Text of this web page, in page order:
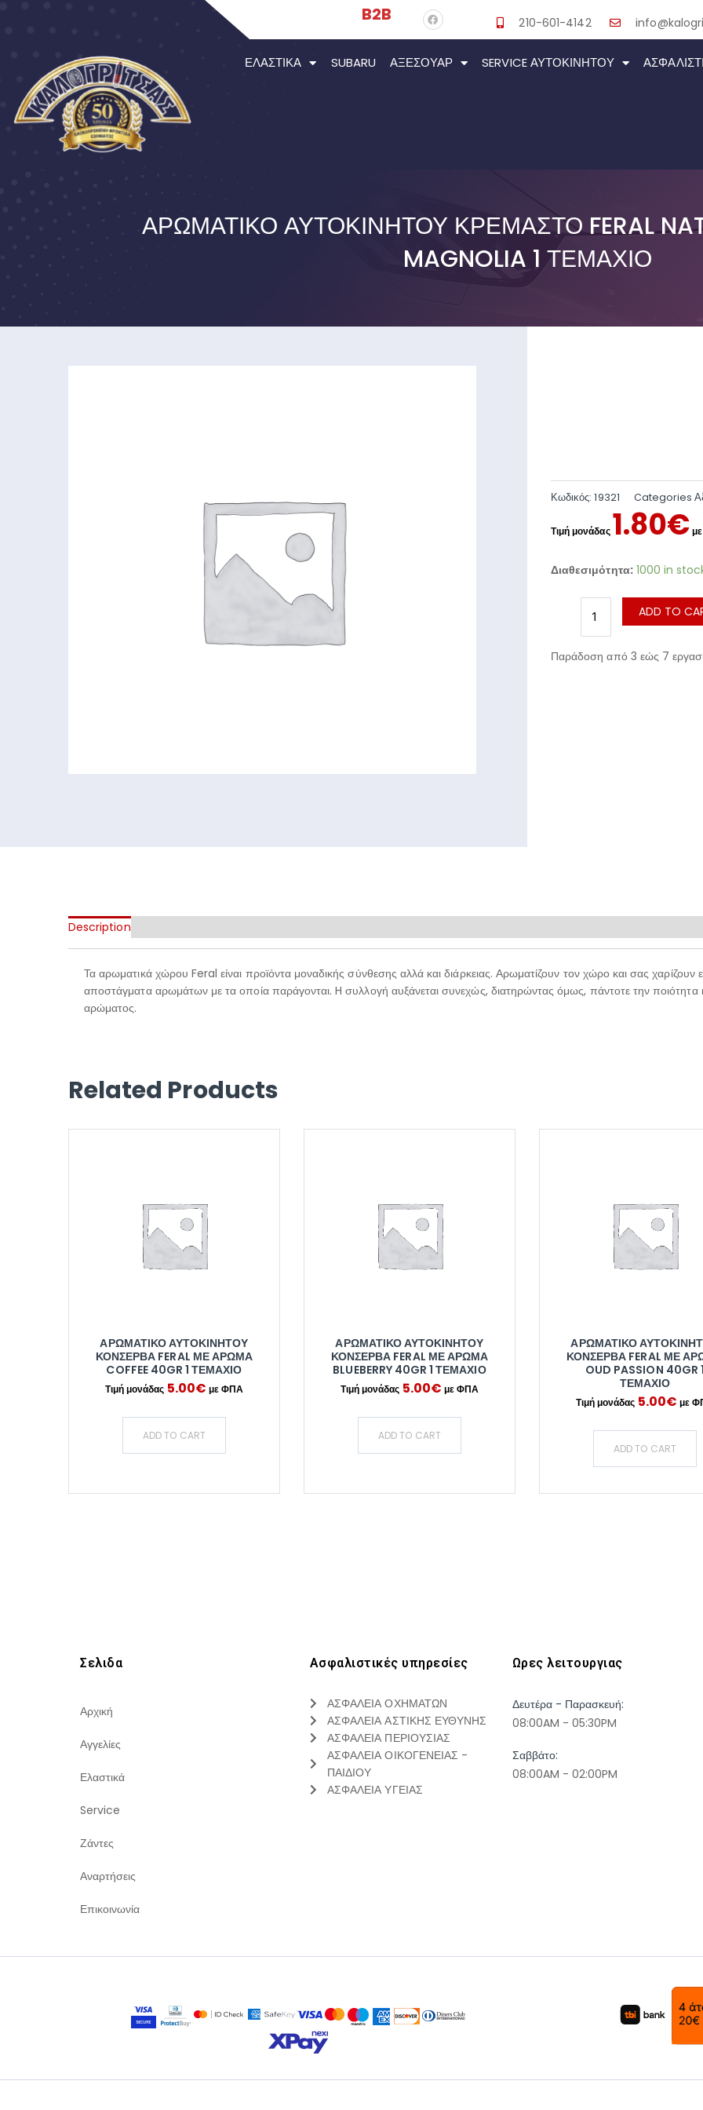
B2B 210-601-4142
ΕΛΑΣΤΙΚΆ SUBARU ΑΞΕΣΟΥΆΡ SERVICE ΑΥΤΟΚΙΝΉΤΟΥ
ΑΡΩΜΑΤΙΚΌ ΑΥΤΟΚΙΝΉΤΟΥ ΚΡΕΜΑΣΤΌ FERAL
MAGNOLIA 1 ΤΕΜΆΧΙΟ
Κωδικός:19321 Categories
1.80€
Διαθεσιμότητα: 1000 in
ADD TO
Παράδοση από 3 εώς 7
Description
Τα αρωματικά χώρου Feral είναι προϊόντα μοναδικής σύνθεσης αλλά και διάρκειας. Αρωματίζουν τον χώρο και σας
αποστάγματα αρωμάτων με τα οποία παράγονται. H συλλογή αυξάνεται συνεχώς, διατηρώντας όμως, πάντοτε την ποιότητα
αρώματος.
Related Products
ΑΡΩΜΑΤΙΚΌ ΑΥΤΟΚΙΝΉΤΟΥ
ΚΟΝΣΈΡΒΑ FERAL ΜΕ ΆΡΩΜΑ
COFFEE 40GR 1 ΤΕΜΆΧΙΟ
5.00€
ADD TO CART
ΑΡΩΜΑΤΙΚΌ ΑΥΤΟΚΙΝΉΤΟΥ
ΚΟΝΣΈΡΒΑ FERAL ΜΕ ΆΡΩΜΑ
BLUEBERRY 40GR 1 ΤΕΜΆΧΙΟ
5.00€
ADD TO CART
ΑΡΩΜΑΤΙΚΌ
ΚΟΝΣΈΡΒΑ FERAL ΜΕ
OUD PASSION 40GR 1
ΤΕΜΆΧΙΟ
5.00€
ADD TO CART
Σελιδα
Αρχική
Αγγελίες
Ελαστικά
Service
Ζάντες
Αναρτήσεις
Επικοινωνία
Ασφαλιστικές υπηρεσίες
ΑΣΦΑΛΕΙΑ ΟΧΗΜΑΤΩΝ
ΑΣΦΑΛΕΙΑ ΑΣΤΙΚΗΣ ΕΥΘΥΝΗΣ
ΑΣΦΑΛΕΙΑ ΠΕΡΙΟΥΣΙΑΣ
ΑΣΦΑΛΕΙΑ ΟΙΚΟΓΕΝΕΙΑΣ -
ΠΑΙΔΙΟΥ
ΑΣΦΑΛΕΙΑ ΥΓΕΙΑΣ
Ωρες λειτουργιας
Δευτέρα - Παρασκευή:
08:00AM - 05:30PM
Σαββάτο:
08:00AM - 02:00PM